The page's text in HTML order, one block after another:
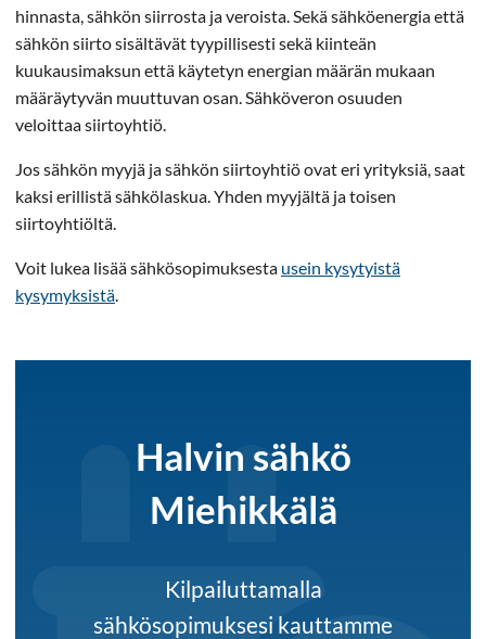
hinnasta, sähkön siirrosta ja veroista. Sekä sähköenergia että
sähkön siirto sisältävät tyypillisesti sekä kiinteän
kuukausimaksun että käytetyn energian määrän mukaan
määräytyvän muuttuvan osan. Sähköveron osuuden
veloittaa siirtoyhtiö.
Jos sähkön myyjä ja sähkön siirtoyhtiö ovat eri yrityksiä, saat
kaksi erillistä sähkölaskua. Yhden myyjältä ja toisen
siirtoyhtiöltä.
Voit lukea lisää sähkösopimuksesta usein kysytyistä
kysymyksistä.
Halvin sähkö
Miehikkälä
Kilpailuttamalla
sähkösopimuksesi kauttamme